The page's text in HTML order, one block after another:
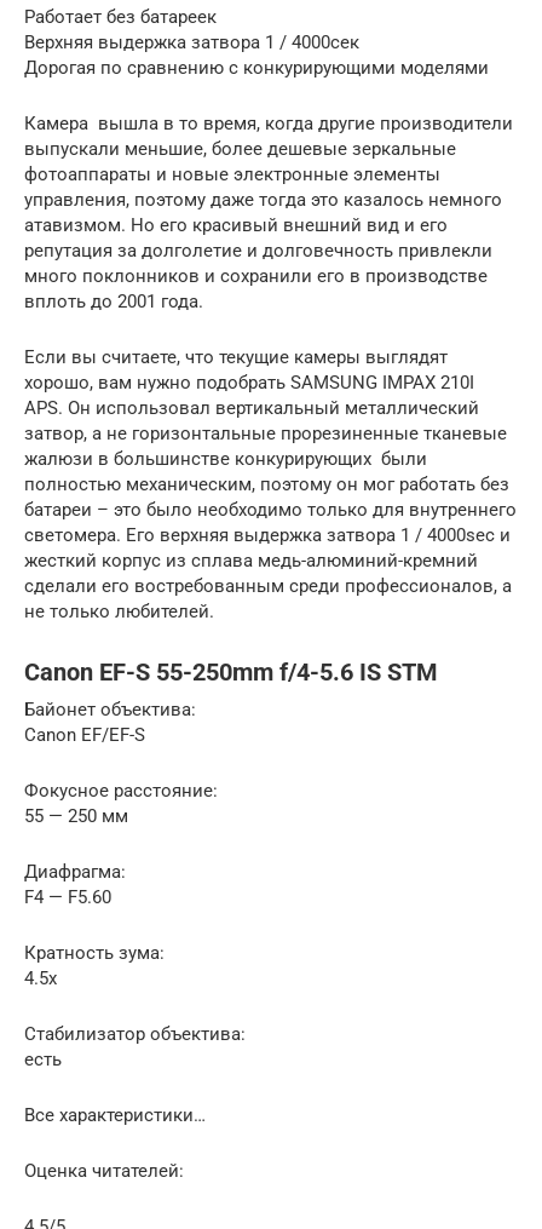
Работает без батареек
Верхняя выдержка затвора 1 / 4000сек
Дорогая по сравнению с конкурирующими моделями
Камера вышла в то время, когда другие производители
выпускали меньшие, более дешевые зеркальные
фотоаппараты и новые электронные элементы
управления, поэтому даже тогда это казалось немного
атавизмом. Но его красивый внешний вид и его
репутация за долголетие и долговечность привлекли
много поклонников и сохранили его в производстве
вплоть до 2001 года.
Если вы считаете, что текущие камеры выглядят
хорошо, вам нужно подобрать SAMSUNG IMPAX 210I
APS. Он использовал вертикальный металлический
затвор, а не горизонтальные прорезиненные тканевые
жалюзи в большинстве конкурирующих были
полностью механическим, поэтому он мог работать без
батареи – это было необходимо только для внутреннего
светомера. Его верхняя выдержка затвора 1 / 4000sec и
жесткий корпус из сплава медь-алюминий-кремний
сделали его востребованным среди профессионалов, а
не только любителей.
Canon EF-S 55-250mm f/4-5.6 IS STM
Байонет объектива:
Canon EF/EF-S
Фокусное расстояние:
55 — 250 мм
Диафрагма:
F4 — F5.60
Кратность зума:
4.5x
Стабилизатор объектива:
есть
Все характеристики…
Оценка читателей: